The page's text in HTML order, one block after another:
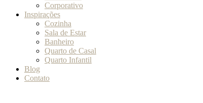
Corporativo
Inspirações
Cozinha
Sala de Estar
Banheiro
Quarto de Casal
Quarto Infantil
Blog
Contato